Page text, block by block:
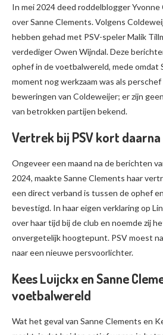
In mei 2024 deed roddelblogger
over Sanne Clements. Volgens
hebben gehad met PSV-speler Malik
verdediger Owen Wijndal. Deze
ophef in de voetbalwereld, mede omdat
moment nog werkzaam was als perschef
beweringen van Coldeweijer; er zijn
van betrokken partijen bekend.
Vertrek bij PSV kort daarna
Ongeveer een maand na de berichten
2024, maakte Sanne Clements haar
een direct verband is tussen de ophef
bevestigd. In haar eigen verklaring op
over haar tijd bij de club en noemde zij
onvergetelijk hoogtepunt. PSV moest
naar een nieuwe persvoorlichter.
Kees Luijckx en Sanne
voetbalwereld
Wat het geval van Sanne Clements en